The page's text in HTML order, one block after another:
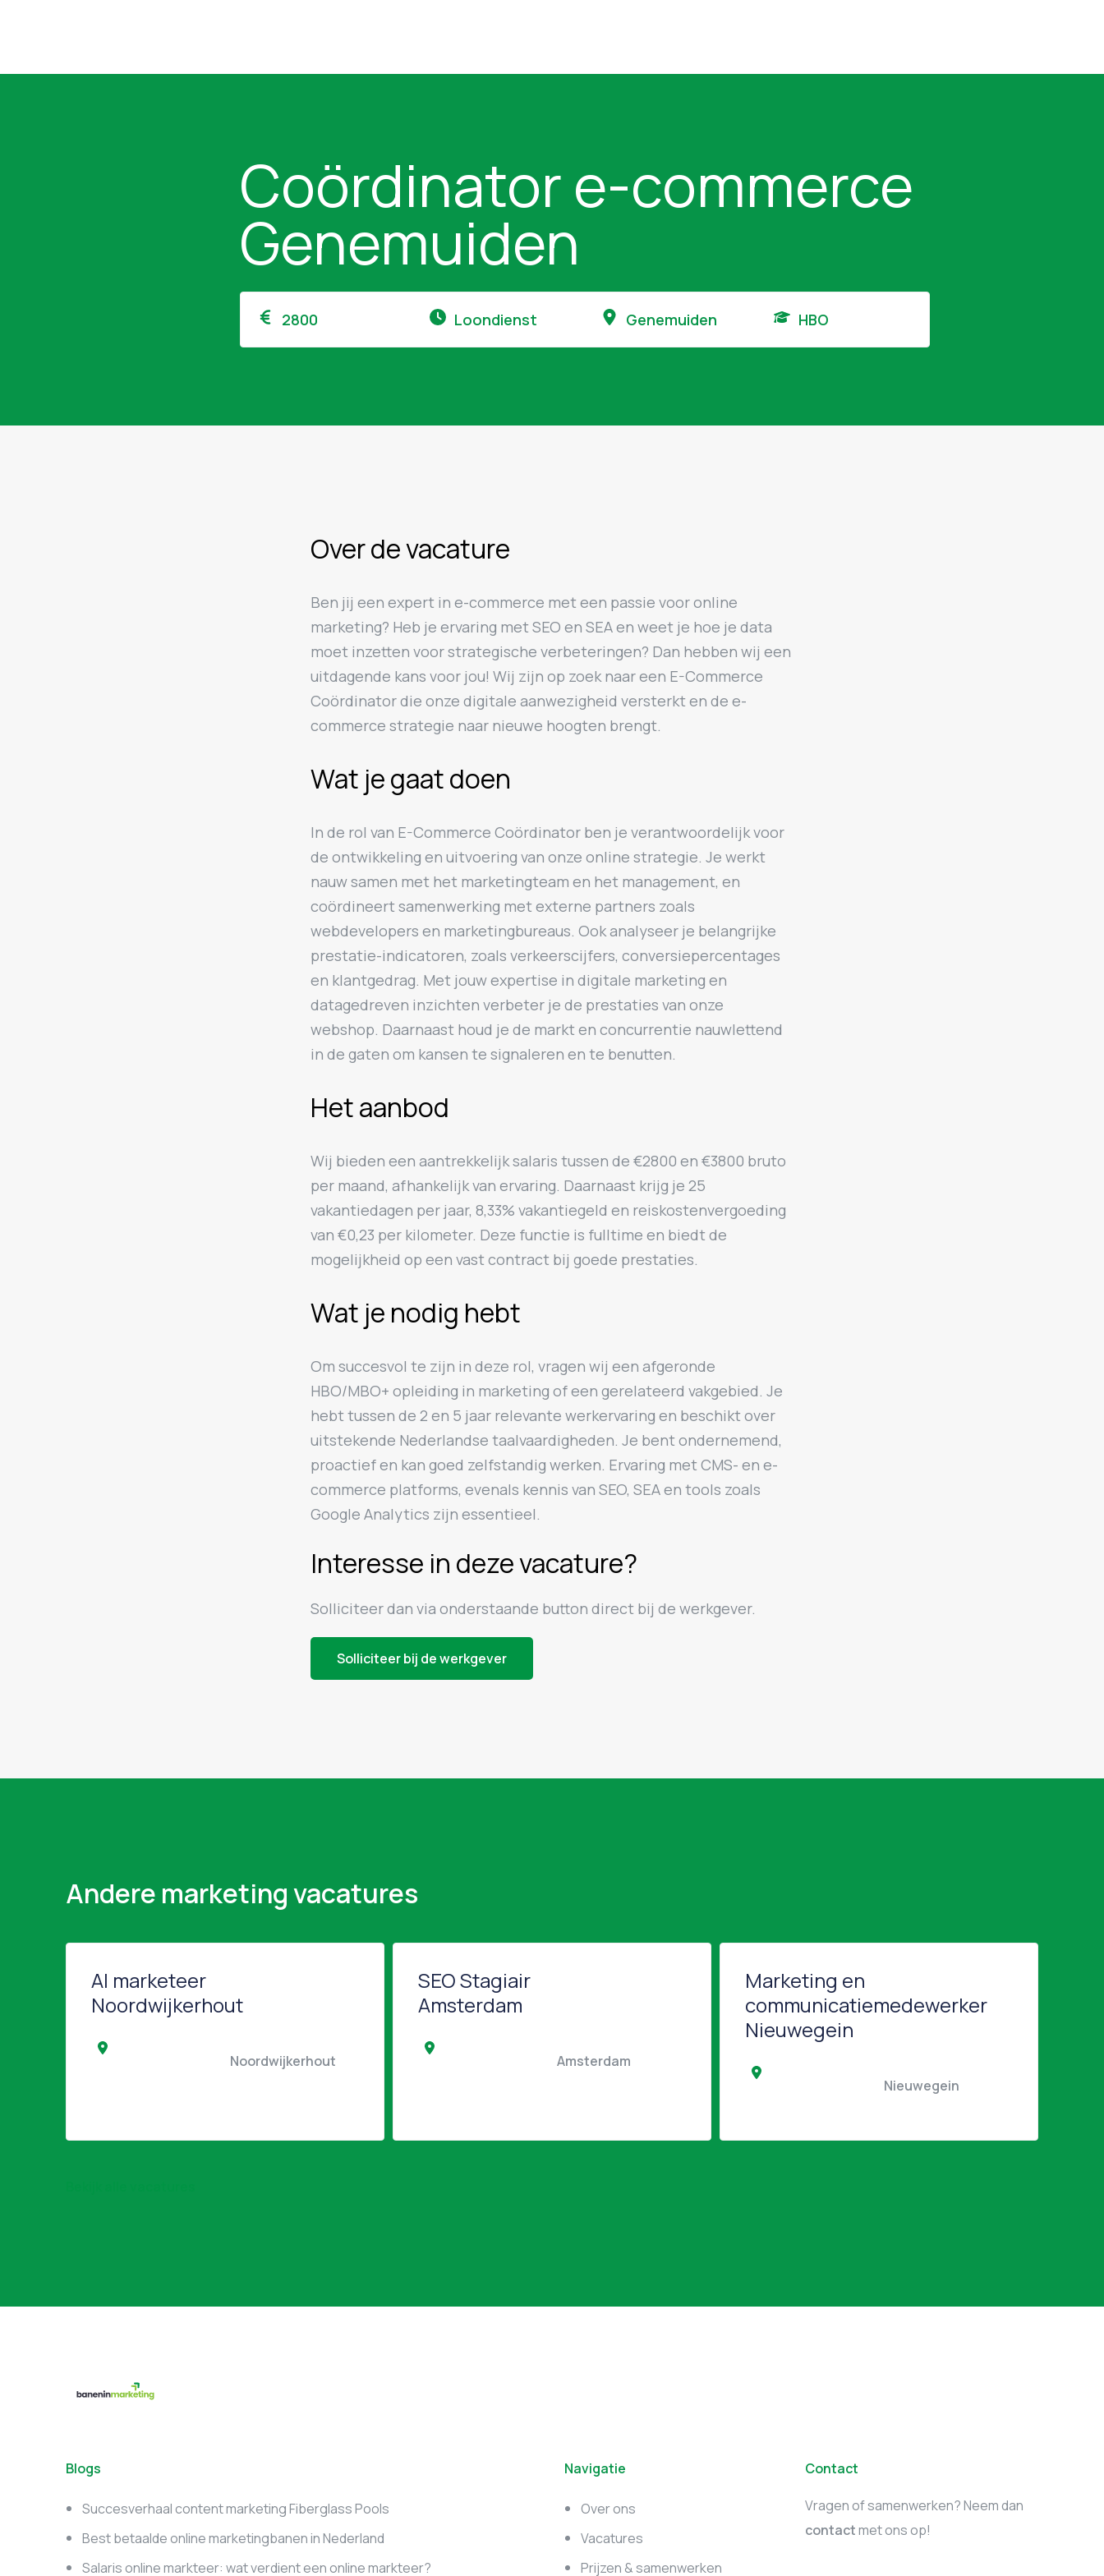
Coördinator e-commerce
Genemuiden
2800 Loondienst Genemuiden HBO
Over de vacature
Ben jij een expert in e-commerce met een passie voor online
marketing? Heb je ervaring met SEO en SEA en weet je hoe je data
moet inzetten voor strategische verbeteringen? Dan hebben wij een
uitdagende kans voor jou! Wij zijn op zoek naar een E-Commerce
Coördinator die onze digitale aanwezigheid versterkt en de e-
commerce strategie naar nieuwe hoogten brengt.
Wat je gaat doen
In de rol van E-Commerce Coördinator ben je verantwoordelijk voor
de ontwikkeling en uitvoering van onze online strategie. Je werkt
nauw samen met het marketingteam en het management, en
coördineert samenwerking met externe partners zoals
webdevelopers en marketingbureaus. Ook analyseer je belangrijke
prestatie-indicatoren, zoals verkeerscijfers, conversiepercentages
en klantgedrag. Met jouw expertise in digitale marketing en
datagedreven inzichten verbeter je de prestaties van onze
webshop. Daarnaast houd je de markt en concurrentie nauwlettend
in de gaten om kansen te signaleren en te benutten.
Het aanbod
Wij bieden een aantrekkelijk salaris tussen de €2800 en €3800 bruto
per maand, afhankelijk van ervaring. Daarnaast krijg je 25
vakantiedagen per jaar, 8,33% vakantiegeld en reiskostenvergoeding
van €0,23 per kilometer. Deze functie is fulltime en biedt de
mogelijkheid op een vast contract bij goede prestaties.
Wat je nodig hebt
Om succesvol te zijn in deze rol, vragen wij een afgeronde
HBO/MBO+ opleiding in marketing of een gerelateerd vakgebied. Je
hebt tussen de 2 en 5 jaar relevante werkervaring en beschikt over
uitstekende Nederlandse taalvaardigheden. Je bent ondernemend,
proactief en kan goed zelfstandig werken. Ervaring met CMS- en e-
commerce platforms, evenals kennis van SEO, SEA en tools zoals
Google Analytics zijn essentieel.
Interesse in deze vacature?
Solliciteer dan via onderstaande button direct bij de werkgever.
Solliciteer bij de werkgever
Andere marketing vacatures
AI marketeer
Noordwijkerhout
SEO Stagiair
Amsterdam
Marketing en
communicatiemedewerker
Nieuwegein
Blogs
Succesverhaal content marketing Fiberglass Pools
Best betaalde online marketingbanen in Nederland
Salaris online markteer: wat verdient een online markteer?
Navigatie
Over ons
Vacatures
Prijzen & samenwerken
Contact
Vragen of samenwerken? Neem dan
contactmet ons op!